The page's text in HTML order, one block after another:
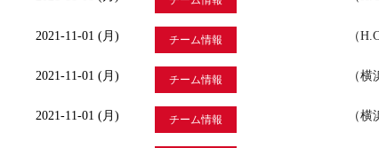
2021-11-01 (月) チーム情報 （
2021-11-01 (月) チーム情報 （
2021-11-01 (月) チーム情報 （